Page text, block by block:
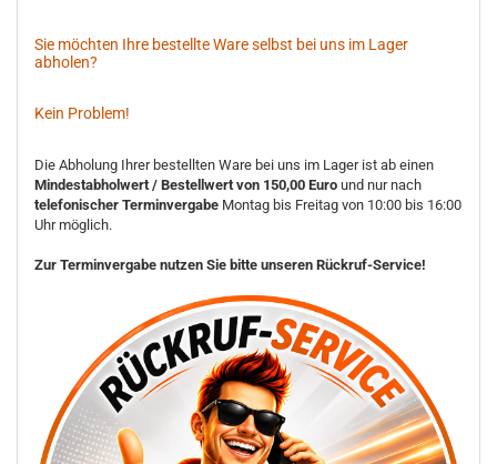
Sie möchten Ihre bestellte Ware selbst bei uns im Lager
abholen?
Kein Problem!
Die Abholung Ihrer bestellten Ware bei uns im Lager ist ab einen
Mindestabholwert / Bestellwert von 150,00 Euro und nur nach
telefonischer Terminvergabe Montag bis Freitag von 10:00 bis 16:00
Uhr möglich.
Zur Terminvergabe nutzen Sie bitte unseren Rückruf-Service!